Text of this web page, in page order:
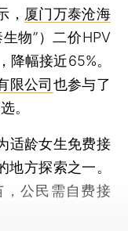
， 厦门万泰沧海
生物”）二价HPV
降幅接近65%。
限公司 也参与了
。
龄女生免费接
方探索之一。
，公民需自费接